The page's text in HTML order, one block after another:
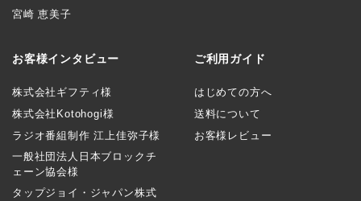
宮崎 恵美子
お客様インタビュー
株式会社ギフティ様
株式会社Kotohogi様
ラジオ番組制作 江上佳弥子様
一般社団法人日本ブロックチ
ェーン協会様
タップジョイ・ジャパン株式
ご利用ガイド
はじめての方へ
送料について
お客様レビュー